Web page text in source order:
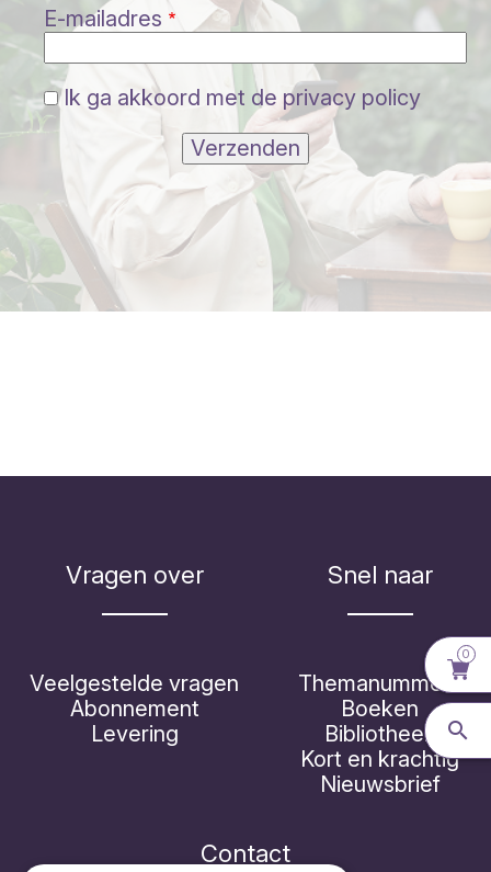
E-mailadres
Ik ga akkoord met de privacy policy
Verzenden
Vragen over
Veelgestelde vragen
Abonnement
Levering
Snel naar
Themanummers
Boeken
Bibliotheek
Kort en krachtig
Nieuwsbrief
Contact
0